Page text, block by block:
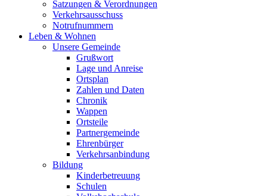
Satzungen & Verordnungen
Verkehrsausschuss
Notrufnummern
Leben & Wohnen
Unsere Gemeinde
Grußwort
Lage und Anreise
Ortsplan
Zahlen und Daten
Chronik
Wappen
Ortsteile
Partnergemeinde
Ehrenbürger
Verkehrsanbindung
Bildung
Kinderbetreuung
Schulen